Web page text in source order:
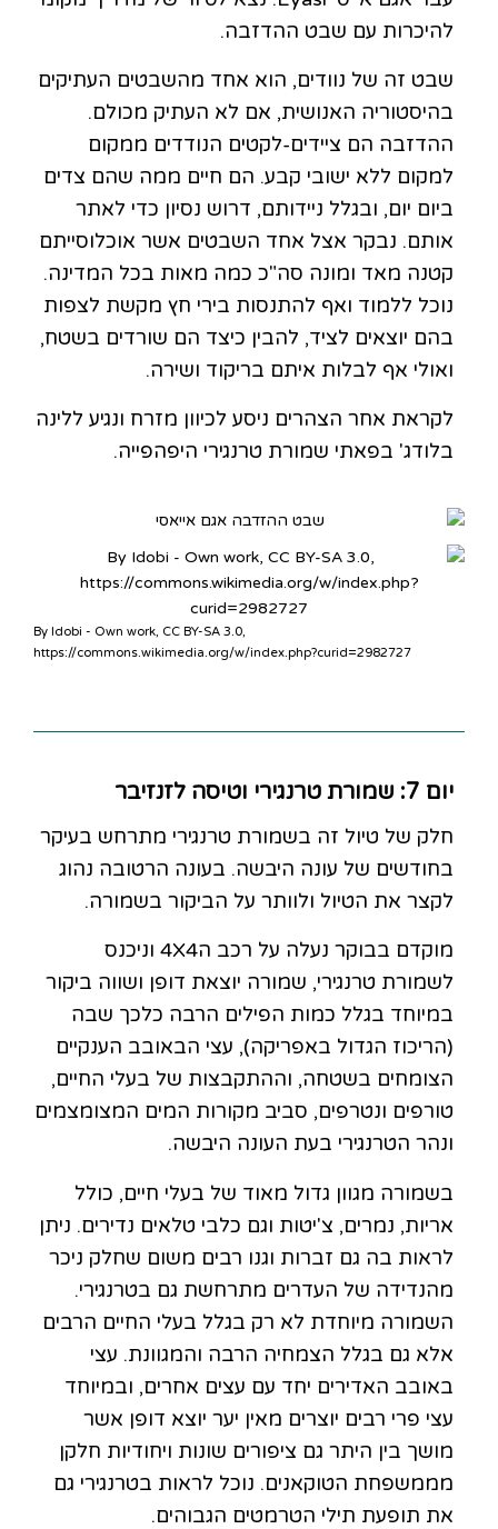
להיכרות עם שבט ההדזבה.
שבט זה של נוודים, הוא אחד מהשבטים העתיקים
בהיסטוריה האנושית, אם לא העתיק מכולם.
ההדזבה הם ציידים-לקטים הנודדים ממקום
למקום ללא ישובי קבע. הם חיים ממה שהם צדים
ביום יום, ובגלל ניידותם, דרוש נסיון כדי לאתר
אותם. נבקר אצל אחד השבטים אשר אוכלוסייתם
קטנה מאד ומונה סה"כ כמה מאות בכל המדינה.
נוכל ללמוד ואף להתנסות בירי חץ מקשת לצפות
בהם יוצאים לציד, להבין כיצד הם שורדים בשטח,
ואולי אף לבלות איתם בריקוד ושירה.
לקראת אחר הצהרים ניסע לכיוון מזרח ונגיע ללינה
בלודג' בפאתי שמורת טרנגירי היפהפייה.
By Idobi - Own work, CC BY-SA 3.0,
https://commons.wikimedia.org/w/index.php?curid=2982727
יום 7: שמורת טרנגירי וטיסה לזנזיבר
חלק של טיול זה בשמורת טרנגירי מתרחש בעיקר
בחודשים של עונה היבשה. בעונה הרטובה נהוג
לקצר את הטיול ולוותר על הביקור בשמורה.
מוקדם בבוקר נעלה על רכב ה4X4 וניכנס
לשמורת טרנגירי, שמורה יוצאת דופן ושווה ביקור
במיוחד בגלל כמות הפילים הרבה כלכך שבה
(הריכוז הגדול באפריקה), עצי הבאובב הענקיים
הצומחים בשטחה, וההתקבצות של בעלי החיים,
טורפים ונטרפים, סביב מקורות המים המצומצמים
ונהר הטרנגירי בעת העונה היבשה.
בשמורה מגוון גדול מאוד של בעלי חיים, כולל
אריות, נמרים, צ'יטות וגם כלבי טלאים נדירים. ניתן
לראות בה גם זברות וגנו רבים משום שחלק ניכר
מהנדידה של העדרים מתרחשת גם בטרנגירי.
השמורה מיוחדת לא רק בגלל בעלי החיים הרבים
אלא גם בגלל הצמחיה הרבה והמגוונת. עצי
באובב האדירים יחד עם עצים אחרים, ובמיוחד
עצי פרי רבים יוצרים מאין יער יוצא דופן אשר
מושך בין היתר גם ציפורים שונות ויחודיות חלקן
מממשפחת הטוקאנים. נוכל לראות בטרנגירי גם
את תופעת תילי הטרמטים הגבוהים.